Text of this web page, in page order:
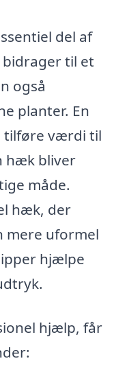
del af
til et
også
planter. En
tilføre værdi til
hæk bliver
måde.
hæk, der
mere uformel
hjælpe
hjælp, får